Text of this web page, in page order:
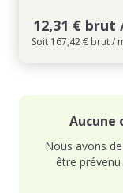
12,31 € brut
Soit 167,42 € brut /
Aucune
Nous avons
être